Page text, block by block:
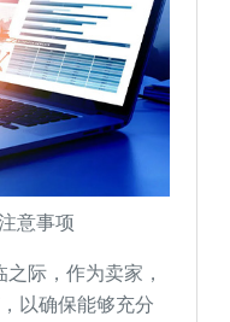
意事项
际，作为卖家，
以确保能够充分